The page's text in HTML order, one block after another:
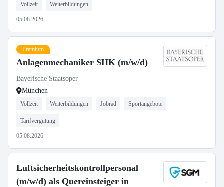
Vollzeit Weiterbildungen
05.08.2026
Premium
Anlagenmechaniker SHK (m/w/d)
Bayerische Staatsoper
München
Vollzeit Weiterbildungen Jobrad Sportangebote
Tarifvergütung
05.08.2026
Luftsicherheitskontrollpersonal
(m/w/d) als Quereinsteiger in